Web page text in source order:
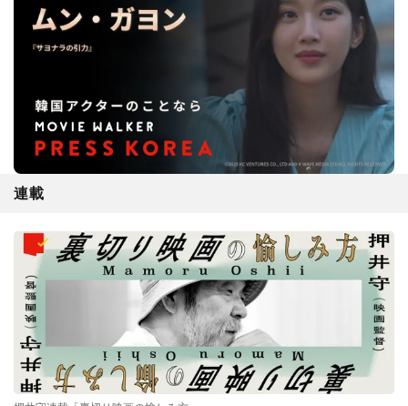
連載